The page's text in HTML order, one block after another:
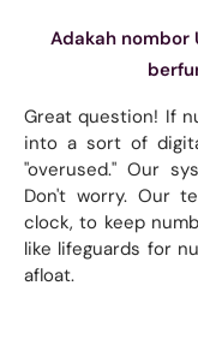
Adakah nombor
Great question! If
into a sort of
"overused." Our
Don't worry. Our
clock, to keep
like lifeguards for
afloat.